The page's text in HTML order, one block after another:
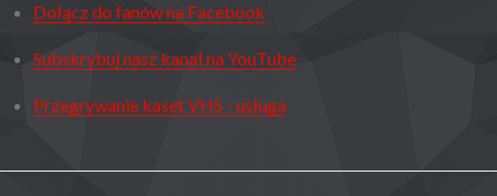
Dołącz do fanów na Facebook
Subskrybuj nasz kanał na YouTube
Przegrywanie kaset VHS - usługa